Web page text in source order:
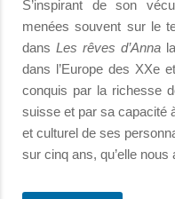
S’inspirant de son
menées souvent sur le
dans Les rêves d’Anna
dans l’Europe des XXe
conquis par la richesse
suisse et par sa capacité
et culturel de ses
sur cinq ans, qu’elle